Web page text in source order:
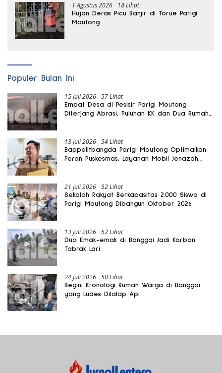
1 Agustus 2026 18 Lihat
Hujan Deras Picu Banjir di Torue Parigi
Moutong
Populer Bulan Ini
15 Juli 2026 57 Lihat
Empat Desa di Pesisir Parigi Moutong
Diterjang Abrasi, Puluhan KK dan Dua Rumah
13 Juli 2026 54 Lihat
Bappelitbangda Parigi Moutong Optimalkan
Peran Puskesmas, Layanan Mobil Jenazah
21 Juli 2026 52 Lihat
Sekolah Rakyat Berkapasitas 2.000 Siswa di
Parigi Moutong Dibangun Oktober 2026
13 Juli 2026 52 Lihat
Dua Emak-emak di Banggai Jadi Korban
Tabrak Lari
24 Juli 2026 50 Lihat
Begini Kronologi Rumah Warga di Banggai
yang Ludes Dilalap Api